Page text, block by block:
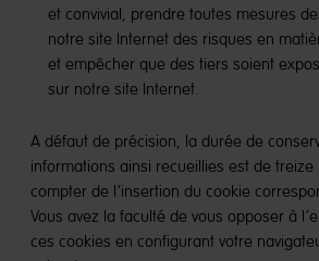
et convivial, prendre toutes mesures
notre site Internet des risques en
et empêcher que des tiers soient
sur notre site Internet.
A défaut de précision, la durée de
informations ainsi recueillies est de
compter de l’insertion du cookie
Vous avez la faculté de vous opposer à
ces cookies en configurant votre